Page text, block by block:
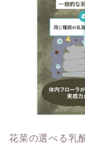
花菜の選べる乳